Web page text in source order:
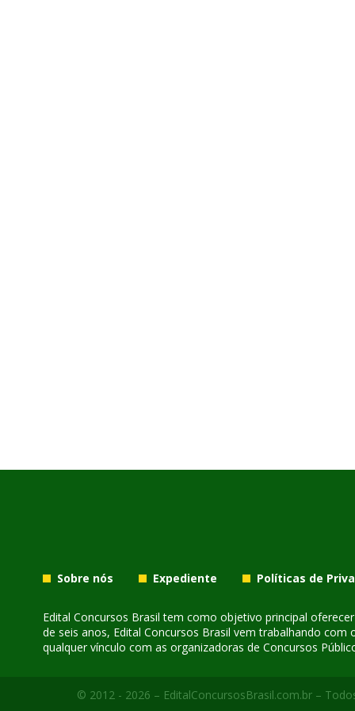
Sobre nós Expediente Políticas de
Edital Concursos Brasil tem como objetivo principal
de seis anos, Edital Concursos Brasil vem trabalhando
qualquer vínculo com as organizadoras de Concursos
© 2012 - 2026 – EditalConcursosBrasil.com.br –